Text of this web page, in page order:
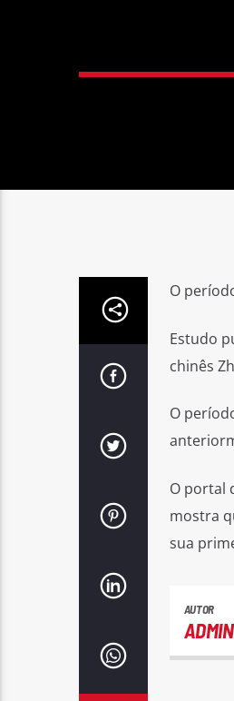
O
Estudo
chinês
O
O portal
mostra
sua
AUTOR
ADMIN